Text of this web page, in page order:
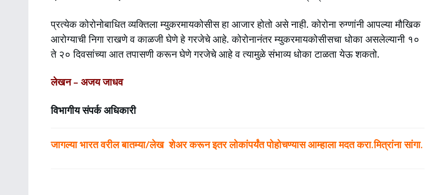
प्रत्येक कोरोनोबाधित व्यक्तिला म्युकरमायकोसीस हा आजार होतो असे नाही. कोरोना रुग्णांनी आपल्या मौखिक
आरोग्याची निगा राखणे व काळजी घेणे हे गरजेचे आहे. कोरोनानंतर म्युकरमायकोसीसचा धोका असलेल्यानी १०
ते २० दिवसांच्या आत तपासणी करून घेणे गरजेचे आहे व त्यामुळे संभाव्य धोका टाळता येऊ शकतो.
लेखन – अजय जाधव
विभागीय संपर्क अधिकारी
जागल्या भारत वरील बातम्या/लेख शेअर करून इतर लोकांपर्यंत पोहोचण्यास आम्हाला मदत करा.मित्रांना सांगा.